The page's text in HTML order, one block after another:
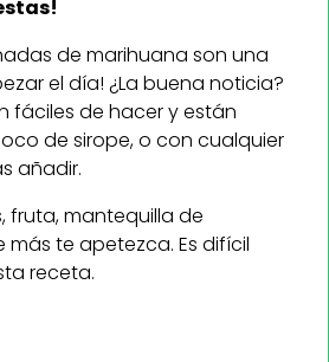
de marihuana son una
el día! ¿La buena noticia?
fáciles de hacer y están
de sirope, o con cualquier
añadir.
fruta, mantequilla de
te apetezca. Es difícil
receta.